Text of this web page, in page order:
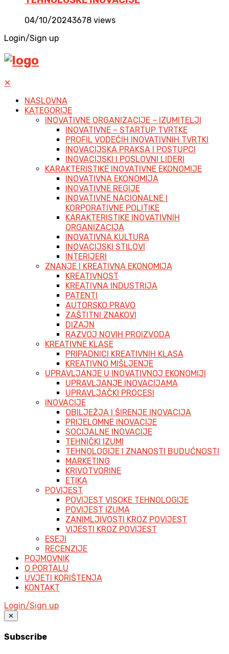
04/10/20243678 views
Login/Sign up
✕
NASLOVNA
KATEGORIJE
INOVATIVNE ORGANIZACIJE – IZUMITELJI
INOVATIVNE – STARTUP TVRTKE
PROFIL VODEĆIH INOVATIVNIH TVRTKI
INOVACIJSKA PRAKSA I POSTUPCI
INOVACIJSKI I POSLOVNI LIDERI
KARAKTERISTIKE INOVATIVNE EKONOMIJE
INOVATIVNA EKONOMIJA
INOVATIVNE REGIJE
INOVATIVNE NACIONALNE I
KORPORATIVNE POLITIKE
KARAKTERISTIKE INOVATIVNIH
ORGANIZACIJA
INOVATIVNA KULTURA
INOVACIJSKI STILOVI
INTERIJERI
ZNANJE I KREATIVNA EKONOMIJA
KREATIVNOST
KREATIVNA INDUSTRIJA
PATENTI
AUTORSKO PRAVO
ZAŠTITNI ZNAKOVI
DIZAJN
RAZVOJ NOVIH PROIZVODA
KREATIVNE KLASE
PRIPADNICI KREATIVNIH KLASA
KREATIVNO MIŠLJENJE
UPRAVLJANJE U INOVATIVNOJ EKONOMIJI
UPRAVLJANJE INOVACIJAMA
UPRAVLJAČKI PROCESI
INOVACIJE
OBILJEŽJA I ŠIRENJE INOVACIJA
PRIJELOMNE INOVACIJE
SOCIJALNE INOVACIJE
TEHNIČKI IZUMI
TEHNOLOGIJE I ZNANOSTI BUDUĆNOSTI
MARKETING
KRIVOTVORINE
ETIKA
POVIJEST
POVIJEST VISOKE TEHNOLOGIJE
POVIJEST IZUMA
ZANIMLJIVOSTI KROZ POVIJEST
VIJESTI KROZ POVIJEST
ESEJI
RECENZIJE
POJMOVNIK
O PORTALU
UVJETI KORIŠTENJA
KONTAKT
Login/Sign up
✕
Subscribe